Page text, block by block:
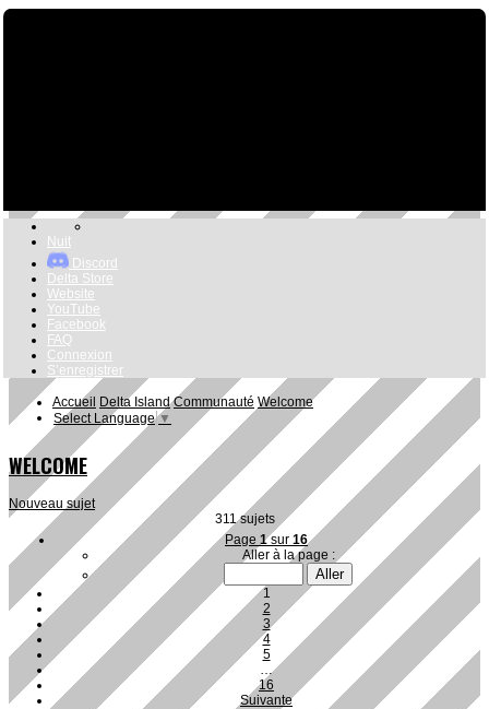
Nuit
Discord
Delta Store
Website
YouTube
Facebook
FAQ
Connexion
S’enregistrer
Accueil Delta Island Communauté Welcome
Select Language ▼
WELCOME
Nouveau sujet
311 sujets
Page 1sur 16
Aller à la page :
1
2
3
4
5
…
16
Suivante